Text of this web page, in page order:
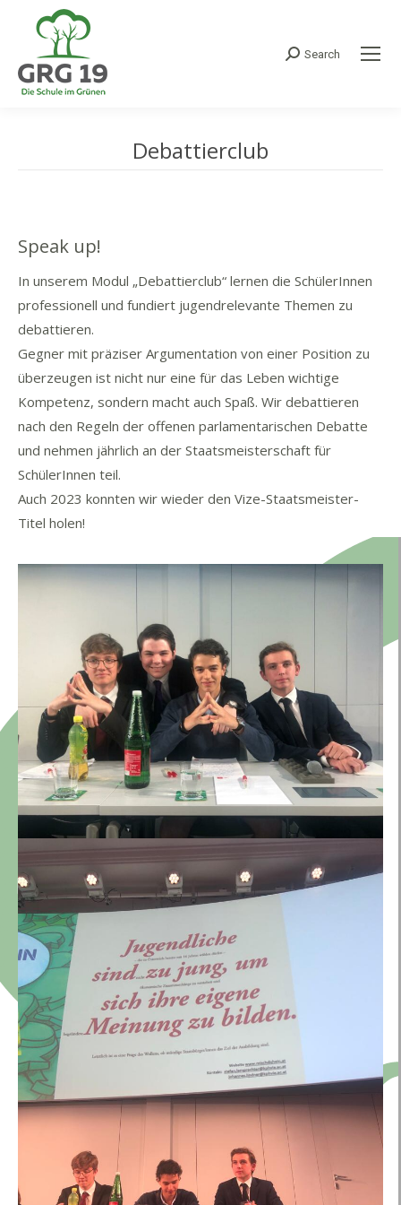
Search:
Search
Debattierclub
Speak up!
In unserem Modul „Debattierclub“ lernen die SchülerInnen
professionell und fundiert jugendrelevante Themen zu
debattieren.
Gegner mit präziser Argumentation von einer Position zu
überzeugen ist nicht nur eine für das Leben wichtige
Kompetenz, sondern macht auch Spaß. Wir debattieren
nach den Regeln der offenen parlamentarischen Debatte
und nehmen jährlich an der Staatsmeisterschaft für
SchülerInnen teil.
Auch 2023 konnten wir wieder den Vize-Staatsmeister-
Titel holen!